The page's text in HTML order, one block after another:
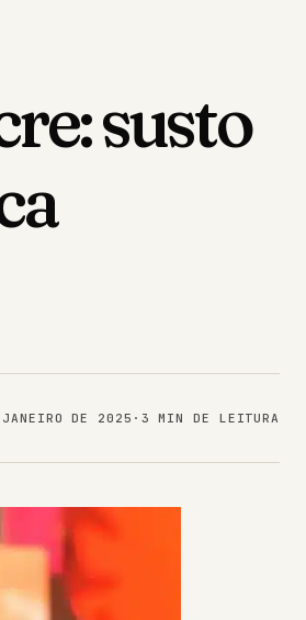
susto
DE 2025 · 3 MIN DE LEITURA